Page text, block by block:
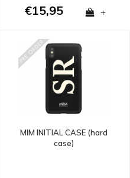
€15,95 +
MIM INITIAL CASE (hard
case)